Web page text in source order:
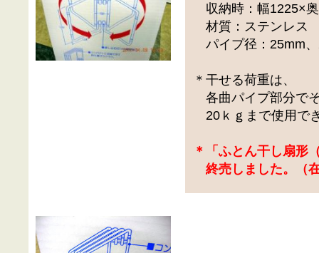
収納時：幅1225×
材質：ステンレス
パイプ径：25mm
＊干せる荷重は、
各曲パイプ部分で
20ｋｇまで使用で
＊「ふとん干し扇形
終売しました。（